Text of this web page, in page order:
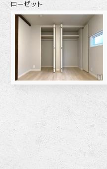
ローゼット